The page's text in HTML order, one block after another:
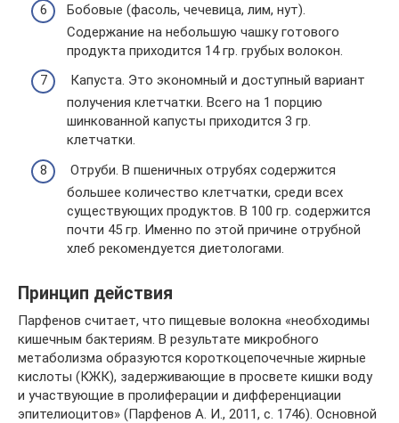
Бобовые (фасоль, чечевица, лим, нут).
Содержание на небольшую чашку готового
продукта приходится 14 гр. грубых волокон.
Капуста. Это экономный и доступный вариант
получения клетчатки. Всего на 1 порцию
шинкованной капусты приходится 3 гр.
клетчатки.
Отруби. В пшеничных отрубях содержится
большее количество клетчатки, среди всех
существующих продуктов. В 100 гр. содержится
почти 45 гр. Именно по этой причине отрубной
хлеб рекомендуется диетологами.
Принцип действия
Парфенов считает, что пищевые волокна «необходимы
кишечным бактериям. В результате микробного
метаболизма образуются короткоцепочечные жирные
кислоты (КЖК), задерживающие в просвете кишки воду
и участвующие в пролиферации и дифференциации
эпителиоцитов» (Парфенов А. И., 2011, с. 1746). Основной